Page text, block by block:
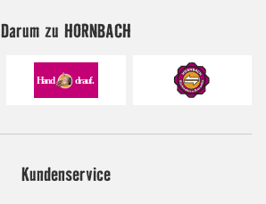
Darum zu HORNBACH
Kundenservice